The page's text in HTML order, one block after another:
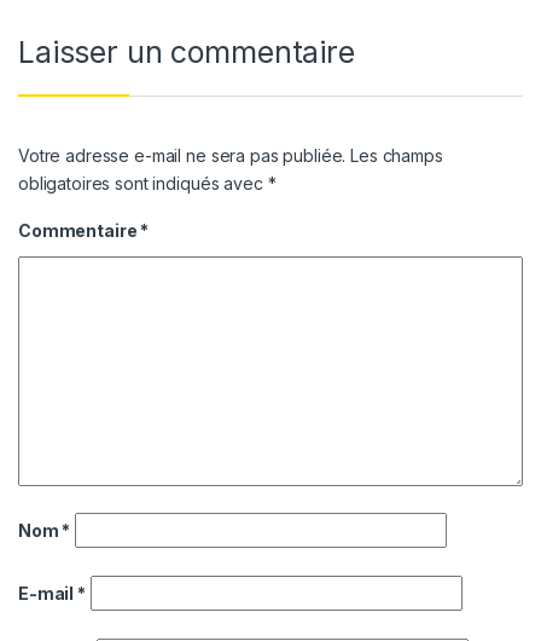
Laisser un commentaire
Votre adresse e-mail ne sera pas publiée. Les champs
obligatoires sont indiqués avec *
Commentaire *
Nom *
E-mail *